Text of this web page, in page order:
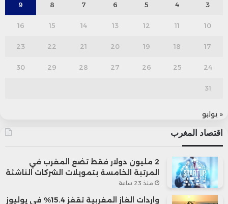
3
4
5
6
7
8
9
10
11
12
13
14
15
16
17
18
19
20
21
22
23
24
25
26
27
28
29
30
31
« يوليو
اقتصاد المغرب
2 مليون دولار فقط تضع المغرب في
المرتبة الخامسة بتمويلات الشركات الناشئة
منذ 23 ساعة
واردات الغاز المغربية تقفز 15.4% في يوليوز